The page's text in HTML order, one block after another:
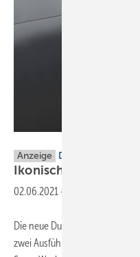
Anzeige Duravit:
Ikonisches Design –
02.06.2021 -
Die neue Dusch-WC-
zwei Ausführungen erhältlich: